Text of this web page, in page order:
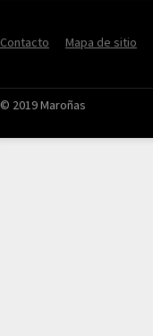
Contacto Mapa de sitio
© 2019 Maroñas